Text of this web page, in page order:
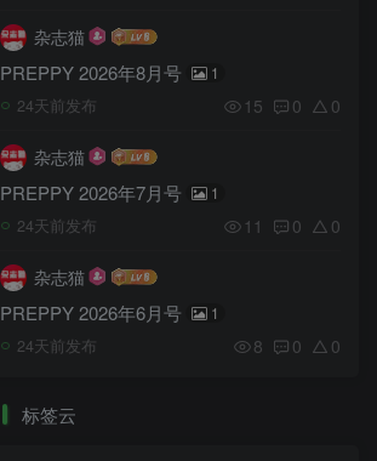
杂志猫
PREPPY 2026年8月号 1
24天前发布 15 0 0
杂志猫
PREPPY 2026年7月号 1
24天前发布 11 0 0
杂志猫
PREPPY 2026年6月号 1
24天前发布 8 0 0
标签云